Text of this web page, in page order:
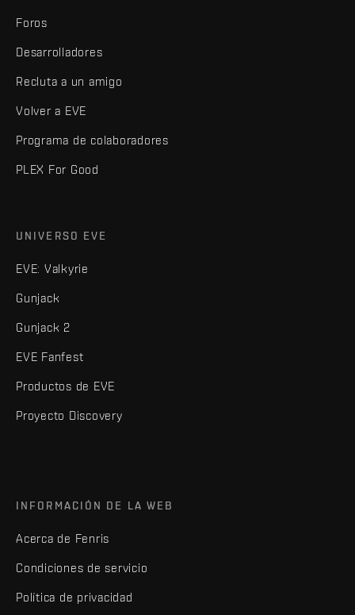
Foros
Desarrolladores
Recluta a un amigo
Volver a EVE
Programa de colaboradores
PLEX For Good
UNIVERSO EVE
EVE: Valkyrie
Gunjack
Gunjack 2
EVE Fanfest
Productos de EVE
Proyecto Discovery
INFORMACIÓN DE LA WEB
Acerca de Fenris
Condiciones de servicio
Política de privacidad